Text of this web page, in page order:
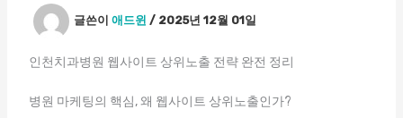
글쓴이 애드윈 / 2025년 12월 01일
인천치과병원 웹사이트 상위노출 전략 완전 정리
병원 마케팅의 핵심, 왜 웹사이트 상위노출인가?